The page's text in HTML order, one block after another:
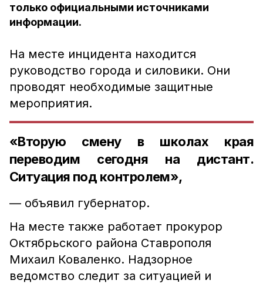
только официальными источниками
информации.
На месте инцидента находится
руководство города и силовики. Они
проводят необходимые защитные
мероприятия.
«Вторую смену в школах края
переводим сегодня на дистант.
Ситуация под контролем»,
— объявил губернатор.
На месте также работает прокурор
Октябрьского района Ставрополя
Михаил Коваленко. Надзорное
ведомство следит за ситуацией и